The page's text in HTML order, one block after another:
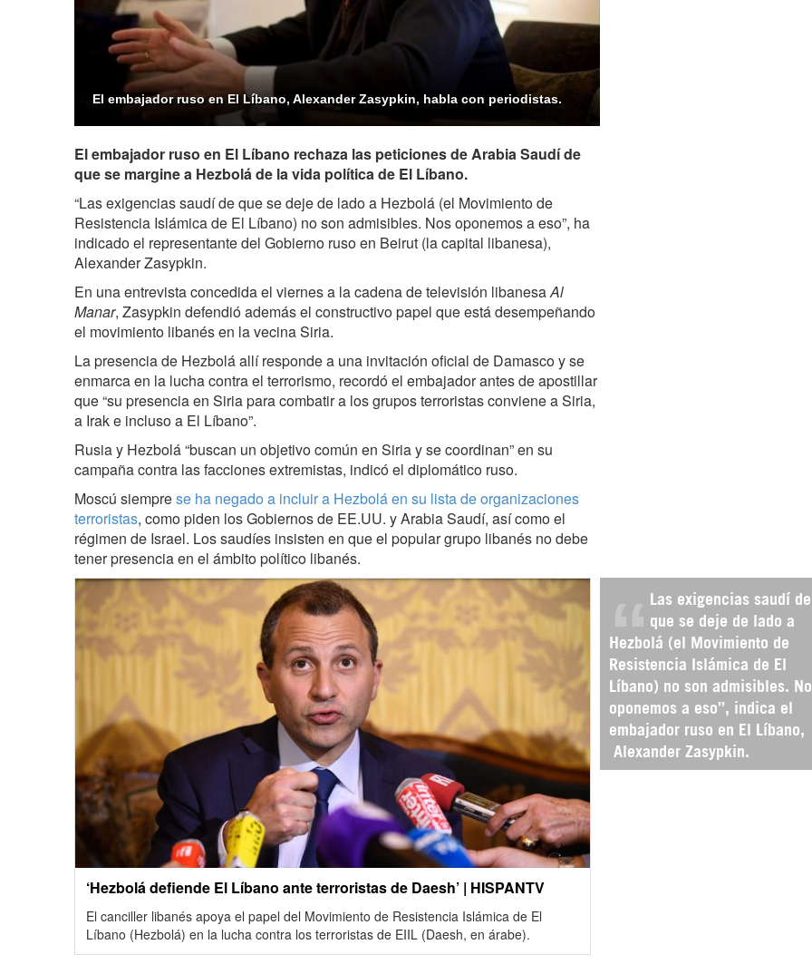
El embajador ruso en El Líbano, Alexander Zasypkin, habla con periodistas.
El embajador ruso en El Líbano rechaza las peticiones de Arabia Saudí de
que se margine a Hezbolá de la vida política de El Líbano.
“Las exigencias saudí de que se deje de lado a Hezbolá (el Movimiento de
Resistencia Islámica de El Líbano) no son admisibles. Nos oponemos a eso”, ha
indicado el representante del Gobierno ruso en Beirut (la capital libanesa),
Alexander Zasypkin.
En una entrevista concedida el viernes a la cadena de televisión libanesaAl
Manar, Zasypkin defendió además el constructivo papel que está desempeñando
el movimiento libanés en la vecina Siria.
La presencia de Hezbolá allí responde a una invitación oficial de Damasco y se
enmarca en la lucha contra el terrorismo, recordó el embajador antes de apostillar
que “su presencia en Siria para combatir a los grupos terroristas conviene a Siria,
a Irak e incluso a El Líbano”.
Rusia y Hezbolá “buscan un objetivo común en Siria y se coordinan” en su
campaña contra las facciones extremistas, indicó el diplomático ruso.
Moscú siemprese ha negado a incluir a Hezbolá en su lista de organizaciones
terroristas, como piden los Gobiernos de EE.UU. y Arabia Saudí, así como el
régimen de Israel. Los saudíes insisten en que el popular grupo libanés no debe
tener presencia en el ámbito político libanés.
Las exigencias saudí de
que se deje de lado a
Hezbolá (el Movimiento de
Resistencia Islámica de El
Líbano) no son admisibles.
oponemos a eso”, indica el
embajador ruso en El Líbano,
Alexander Zasypkin.
‘Hezbolá defiende El Líbano ante terroristas de Daesh’ | HISPANTV
El canciller libanés apoya el papel del Movimiento de Resistencia Islámica de El
Líbano (Hezbolá) en la lucha contra los terroristas de EIIL (Daesh, en árabe).